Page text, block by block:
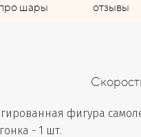
шары отзывы
фигура
- 1 шт.